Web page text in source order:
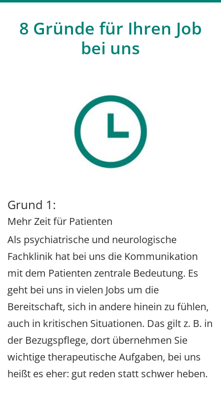
8 Gründe für Ihren Job
bei uns
Grund 1:
Mehr Zeit für Patienten
Als psychiatrische und neurologische
Fachklinik hat bei uns die Kommunikation
mit dem Patienten zentrale Bedeutung. Es
geht bei uns in vielen Jobs um die
Bereitschaft, sich in andere hinein zu fühlen,
auch in kritischen Situationen. Das gilt z. B. in
der Bezugspflege, dort übernehmen Sie
wichtige therapeutische Aufgaben, bei uns
heißt es eher: gut reden statt schwer heben.